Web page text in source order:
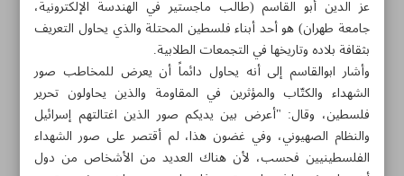
عز الدين أبو القاسم (طالب ماجستير في الهندسة الإلكترونية،
جامعة طهران) هو أحد أبناء فلسطين المحتلة والذي يحاول التعريف
بثقافة بلاده وتاريخها في التجمعات الطلابية.
وأشار ابوالقاسم إلى أنه يحاول دائماً أن يعرض للمخاطب صور
الشهداء والكتّاب والمؤثرين في المقاومة والذين يحاولون تحرير
فلسطين، وقال: "أعرض بين يديكم صور الذين اغتالتهم إسرائيل
والنظام الصهيوني، وفي غضون هذا، لم أقتصر على صور الشهداء
الفلسطينيين فحسب، لأن هناك العديد من الأشخاص من دول